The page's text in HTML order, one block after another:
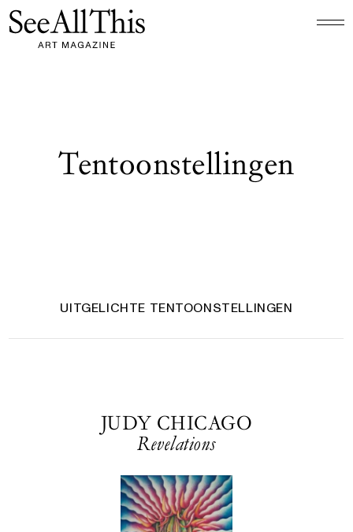
Logo See All This, linkt naar de homepage
Tentoonstellingen
UITGELICHTE TENTOONSTELLINGEN
JUDY CHICAGO
Revelations